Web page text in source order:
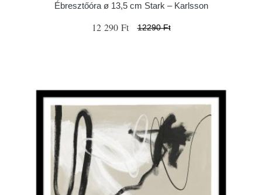
Ébresztőóra ø 13,5 cm Stark – Karlsson
12 290 Ft 12290 Ft